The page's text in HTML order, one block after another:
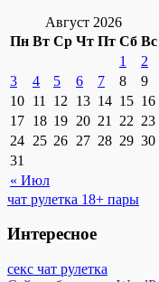
Август 2026
Пн Вт Ср Чт Пт Сб Вс
« Июл
1
2
3
4 5 6 7 8
9
10 11 12 13 14 15 16
17 18 19 20 21 22 23
24 25 26 27 28 29 30
31
чат рулетка 18+ пары
Интересное
секс чат рулетка